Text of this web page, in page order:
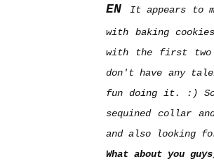
EN It appears to
with baking
with the first two
don't have any
fun doing it. :)
sequined collar
and also looking
What about you